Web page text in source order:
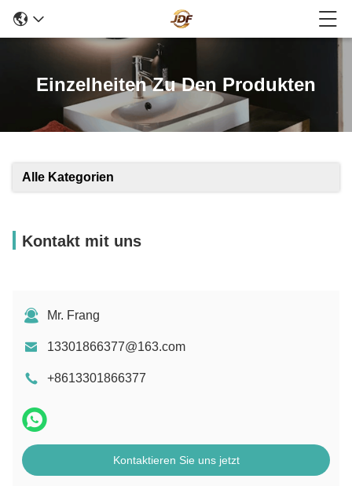
Einzelheiten Zu Den Produkten
Alle Kategorien
Kontakt mit uns
Mr. Frang
13301866377@163.com
+8613301866377
Kontaktieren Sie uns jetzt